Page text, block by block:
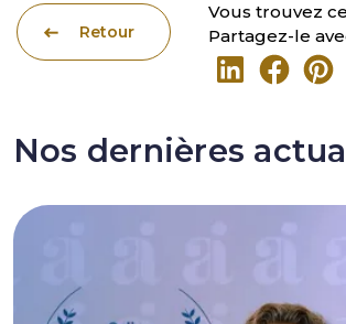
Retour
Vous trouvez
Partagez-le
Nos dernières